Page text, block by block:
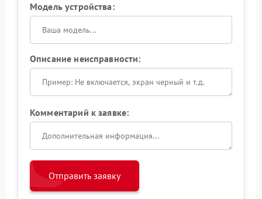
Модель устройства:
Описание неисправности:
Комментарий к заявке:
Отправить заявку